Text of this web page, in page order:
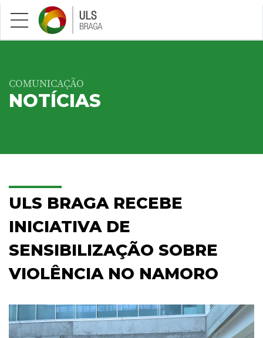
Saltar para conteúdo principal
COMUNICAÇÃO
NOTÍCIAS
ULS BRAGA RECEBE
INICIATIVA DE
SENSIBILIZAÇÃO SOBRE
VIOLÊNCIA NO NAMORO